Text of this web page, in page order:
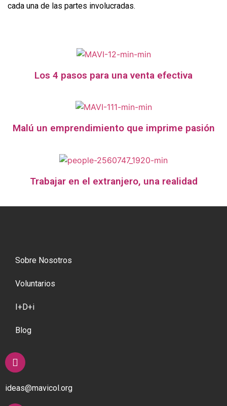
cada una de las partes involucradas.
Los 4 pasos para una venta efectiva
Malú un emprendimiento que imprime pasión
Trabajar en el extranjero, una realidad
Sobre Nosotros
Voluntarios
I+D+i
Blog
ideas@mavicol.org